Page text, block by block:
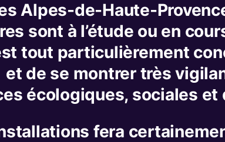
Alpes-de-Haute-
sont à l’étude ou en
tout particulièrement
de se montrer très
écologiques, sociales
fera